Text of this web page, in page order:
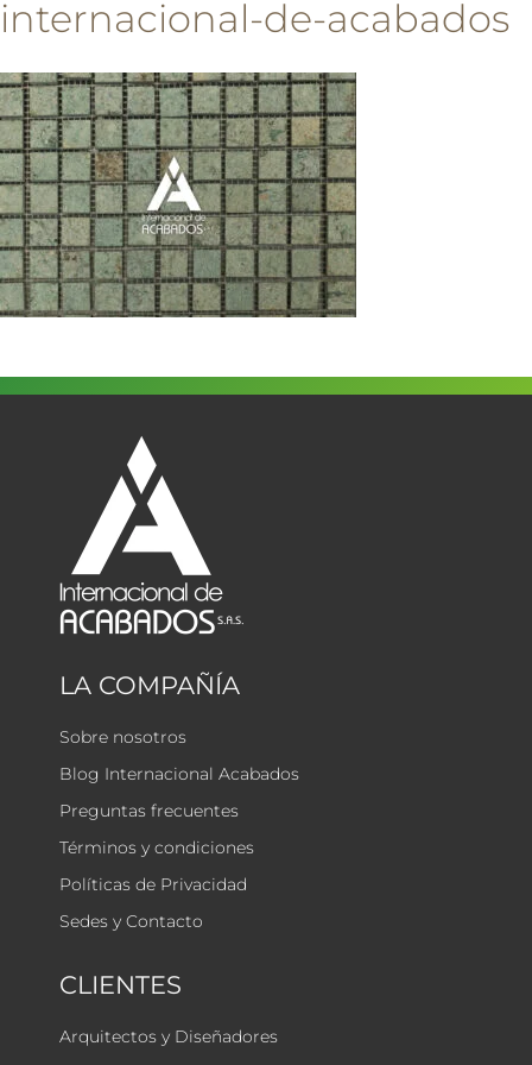
internacional-de-acabados
LA COMPAÑÍA
Sobre nosotros
Blog Internacional Acabados
Preguntas frecuentes
Términos y condiciones
Políticas de Privacidad
Sedes y Contacto
CLIENTES
Arquitectos y Diseñadores